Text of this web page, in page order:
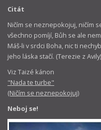
Citát
Ničím se neznepokojuj, ničím
všechno pomíjí, Bůh se ale
Máš-li v srdci Boha, nic ti
jeho láska stačí. (Terezie z Avily)
Viz Taizé kánon
"Nada te turbe"
(Ničím se neznepokojuj)
Neboj se!